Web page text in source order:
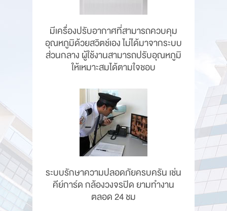
มีเครื่องปรับอากาศที่สามารถควบคุม
อุณหภูมิด้วยสวิตช์เอง ไม่ได้มาจากระบบ
ส่วนกลาง ผู้ใช้งานสามารถปรับอุณหภูมิ
ให้เหมาะสมได้ตามใจชอบ
ระบบรักษาความปลอดภัยครบครัน เช่น
คีย์การ์ด กล้องวงจรปิด ยามทำงาน
ตลอด 24 ชม